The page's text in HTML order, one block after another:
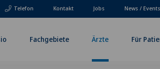
Telefon Kontakt Jobs News / Events
Fachgebiete Ärzte Für